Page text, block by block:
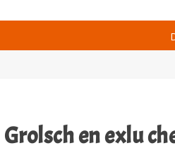
Grolsch en exlu